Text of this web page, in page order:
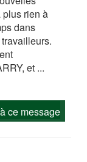
plus rien à
dans
et ...
ce message